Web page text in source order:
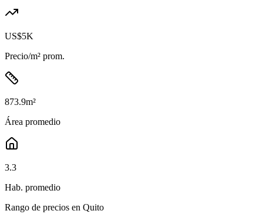
US$5K
Precio/m² prom.
873.9m²
Área promedio
3.3
Hab. promedio
Rango de precios en Quito